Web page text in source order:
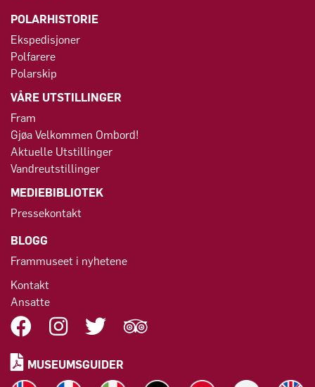
POLARHISTORIE
Ekspedisjoner
Polfarere
Polarskip
VÅRE UTSTILLINGER
Fram
Gjøa Velkommen Ombord!
Aktuelle Utstillinger
Vandreutstillinger
MEDIEBIBLIOTEK
Pressekontakt
BLOGG
Frammuseet i nyhetene
Kontakt
Ansatte
MUSEUMSGUIDER